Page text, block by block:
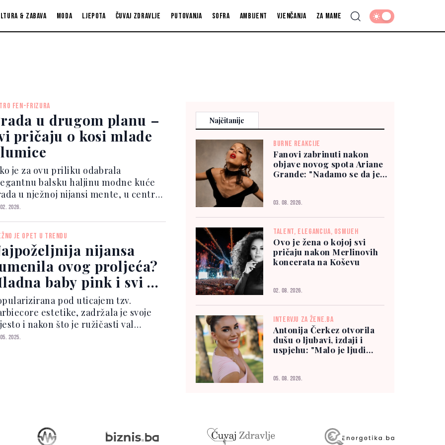
& zabava Moda Ljepota Čuvaj zdravlje Putovanja Sofra Ambijent Vjenčanja Za mame
FEN-FRIZURA
u drugom planu –
pričaju o kosi mlade
je za ovu priliku odabrala
balsku haljinu modne kuće
u nježnoj nijansi mente, u centru
našla se – njena kosa.
frizura, glumica se odlučila
bogatu, fenir...
2026.
JE OPET U TRENDU
nijansa
ovog proljeća?
baby pink i svi je
pod uticajem tzv.
estetike, zadržala je svoje
i nakon što je ružičasti val
pitanju je hladna baby pink
2025.
Najčitanije
BURNE REAKCIJE
Fanovi zabrinuti nakon
objave novog spota Ariane
Grande: "Nadamo se da je
03. 08. 2026.
TALENT, ELEGANCIJA, OSMIJEH
Ovo je žena o kojoj svi
pričaju nakon Merlinovih
koncerata na Koševu
02. 08. 2026.
INTERVJU ZA ŽENE.BA
Antonija Čerkez otvorila
dušu o ljubavi, izdaji i
uspjehu: "Malo je ljudi
05. 08. 2026.